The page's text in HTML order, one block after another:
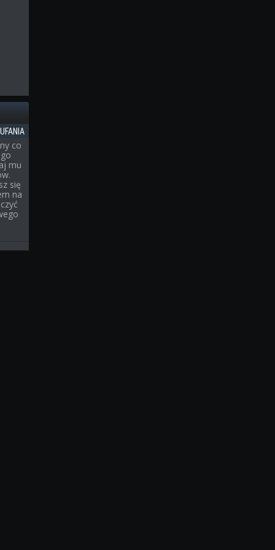
co
mu
się
na